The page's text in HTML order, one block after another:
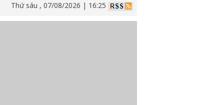
Thứ sáu , 07/08/2026 | 16:25